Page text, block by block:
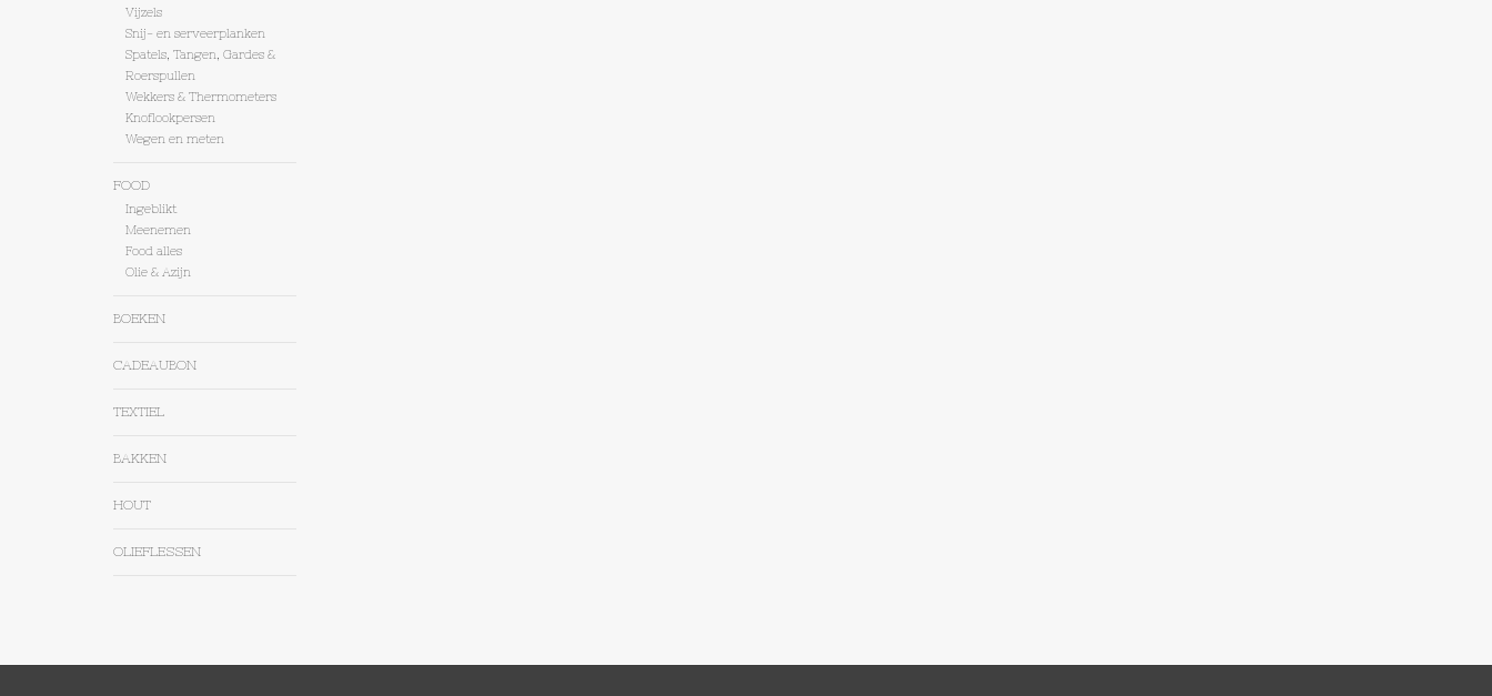
Vijzels
Snij- en serveerplanken
Spatels, Tangen, Gardes &
Roerspullen
Wekkers & Thermometers
Knoflookpersen
Wegen en meten
FOOD
Ingeblikt
Meenemen
Food alles
Olie & Azijn
BOEKEN
CADEAUBON
TEXTIEL
BAKKEN
HOUT
OLIEFLESSEN